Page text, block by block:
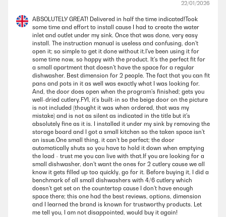
22/01/2026
ABSOLUTELY GREAT! Delivered in half the time indicated!Took
some time and effort to install cause I had to create the water
inlet and outlet under my sink. Once that was done, very easy
install. The instruction manual is useless and confusing, don't
open it; so simple to get it done without it.I've been using it for
some time now, so happy with the product. It's the perfect fit for
a small apartment that doesn't have the space for a regular
dishwasher. Best dimension for 2 people. The fact that you can fit
pans and pots in it as well was exactly what I was looking for.
And, the door does open when the program's finished; gets you
well-dried cutlery.FYI, it's built-in so the beige door on the picture
is not included (thought it was when ordered, that was my
mistake) and is not as silent as indicated in the title but it's
absolutely fine as it is. I installed it under my sink by removing the
storage board and I got a small kitchen so the taken space isn't
an issue.One small thing, it can't be perfect; the door
automatically shuts so you have to hold it down when emptying
the load - trust me you can live with that.If you are looking for a
small dishwasher, don't want the ones for 2 cutlery cause we all
know it gets filled up too quickly, go for it. Before buying it, I did a
benchmark of all small dishwashers with 4/6 cutlery which
doesn't get set on the countertop cause I don't have enough
space there; this one had the best reviews, options, dimension
and I learned the brand is known for trustworthy products. Let
me tell you, I am not disappointed, would buy it again!